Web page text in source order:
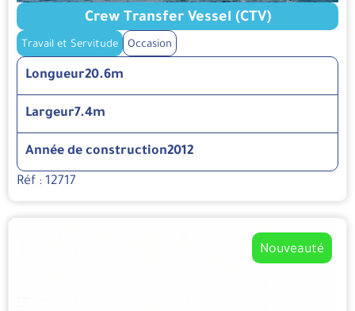
Crew Transfer Vessel (CTV)
Travail et Servitude Occasion
Longueur20.6m
Largeur7.4m
Année de construction2012
Réf : 12717
Nouveauté